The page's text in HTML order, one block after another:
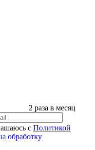
2 раза в месяц
с Политикой
обработку